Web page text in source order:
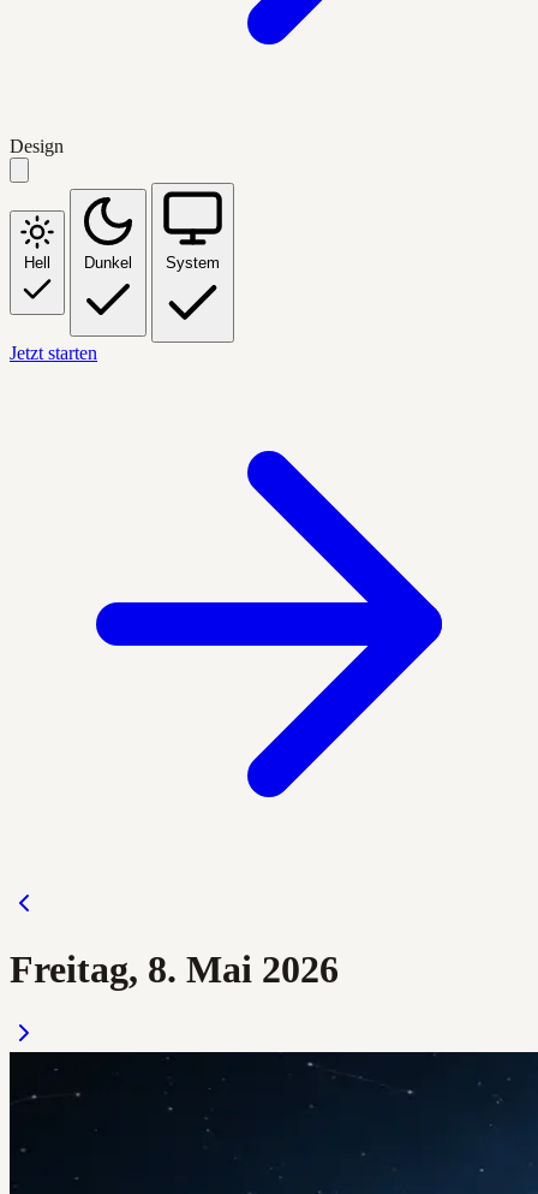
Design
Hell Dunkel System
Jetzt starten
Freitag, 8. Mai 2026